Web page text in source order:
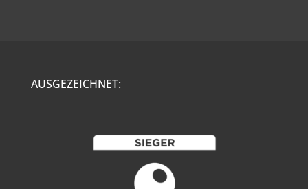
AUSGEZEICHNET: